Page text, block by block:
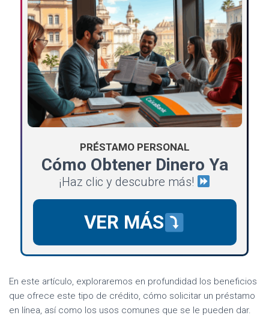
PRÉSTAMO PERSONAL
Cómo Obtener Dinero Ya
¡Haz clic y descubre más!
VER MÁS
En este artículo, exploraremos en profundidad los beneficios
que ofrece este tipo de crédito, cómo solicitar un préstamo
en línea, así como los usos comunes que se le pueden dar.